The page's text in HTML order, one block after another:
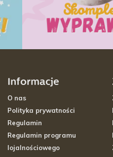
Informacje
O nas
Polityka prywatności
Regulamin
Regulamin programu
lojalnościowego